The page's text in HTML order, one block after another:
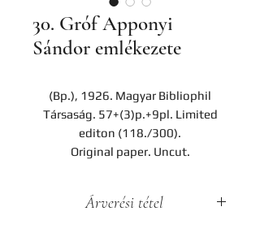
30. Gróf Apponyi
Sándor emlékezete
(Bp.), 1926. Magyar Bibliophil
Társaság. 57+(3)p.+9pl. Limited
editon (118./300).
Original paper. Uncut.
Árverési tétel